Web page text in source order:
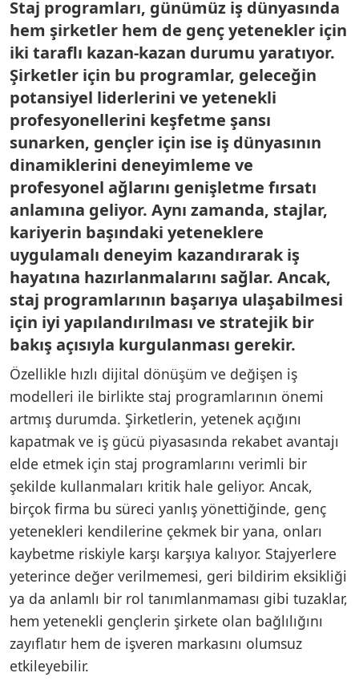
Staj programları, günümüz iş dünyasında
hem şirketler hem de genç yetenekler için
iki taraflı kazan-kazan durumu yaratıyor.
Şirketler için bu programlar, geleceğin
potansiyel liderlerini ve yetenekli
profesyonellerini keşfetme şansı
sunarken, gençler için ise iş dünyasının
dinamiklerini deneyimleme ve
profesyonel ağlarını genişletme fırsatı
anlamına geliyor. Aynı zamanda, stajlar,
kariyerin başındaki yeteneklere
uygulamalı deneyim kazandırarak iş
hayatına hazırlanmalarını sağlar. Ancak,
staj programlarının başarıya ulaşabilmesi
için iyi yapılandırılması ve stratejik bir
bakış açısıyla kurgulanması gerekir.
Özellikle hızlı dijital dönüşüm ve değişen iş
modelleri ile birlikte staj programlarının önemi
artmış durumda. Şirketlerin, yetenek açığını
kapatmak ve iş gücü piyasasında rekabet avantajı
elde etmek için staj programlarını verimli bir
şekilde kullanmaları kritik hale geliyor. Ancak,
birçok firma bu süreci yanlış yönettiğinde, genç
yetenekleri kendilerine çekmek bir yana, onları
kaybetme riskiyle karşı karşıya kalıyor. Stajyerlere
yeterince değer verilmemesi, geri bildirim eksikliği
ya da anlamlı bir rol tanımlanmaması gibi tuzaklar,
hem yetenekli gençlerin şirkete olan bağlılığını
zayıflatır hem de işveren markasını olumsuz
etkileyebilir.